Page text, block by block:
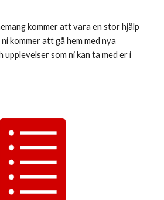
kommer att vara en stor hjälp
kommer att gå hem med nya
upplevelser som ni kan ta med er i